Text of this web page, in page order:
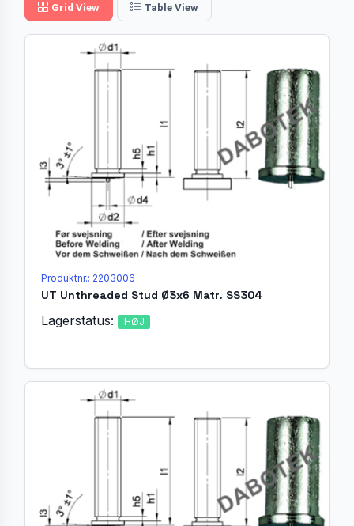
Grid View Table View
Produktnr.: 2203006
UT Unthreaded Stud Ø3x6 Matr. SS304
Lagerstatus: HØJ